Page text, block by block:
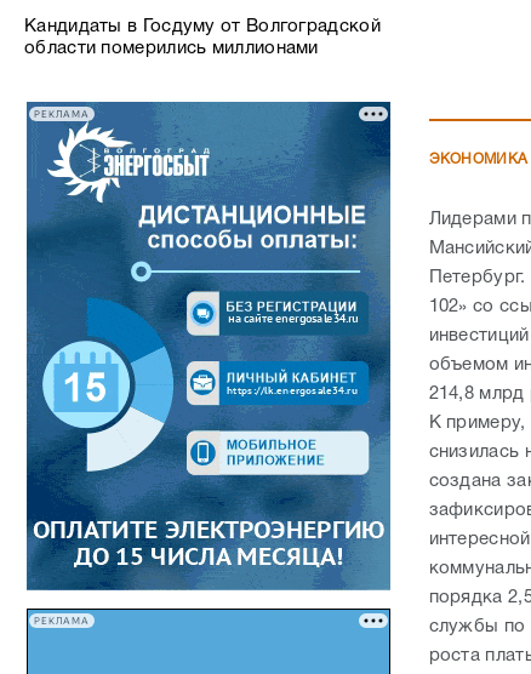
Кандидаты в Госдуму от Волгоградской
области померились миллионами
РЕКЛАМА
РЕКЛАМА
ЭКОНОМИКА
Лидерами
102» со
объемом
214,8 млрд
К примеру,
снизилась
создана
порядка
службы по
роста